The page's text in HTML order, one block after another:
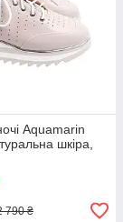
Aquamarin
шкіра,
790 ₴